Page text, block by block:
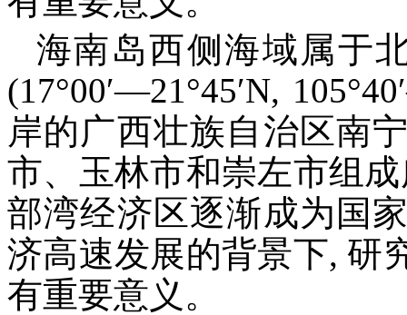
海南岛西侧海域属于
(17°00′—21°45′N,
岸的广西壮族自治区南
市、玉林市和崇左市组
部湾经济区逐渐成为国
济高速发展的背景下, 研
有重要意义。